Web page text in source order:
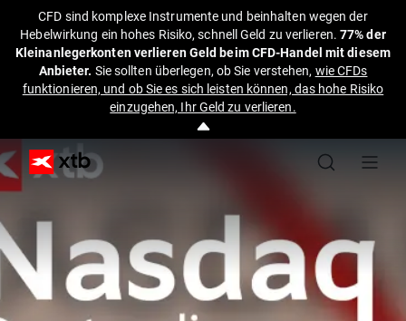
CFD sind komplexe Instrumente und beinhalten wegen der
Hebelwirkung ein hohes Risiko, schnell Geld zu verlieren.77% der
Kleinanlegerkonten verlieren Geld beim CFD-Handel mit diesem
Anbieter. Sie sollten überlegen, ob Sie verstehen, wie CFDs
funktionieren, und ob Sie es sich leisten können, das hohe Risiko
einzugehen, Ihr Geld zu verlieren.